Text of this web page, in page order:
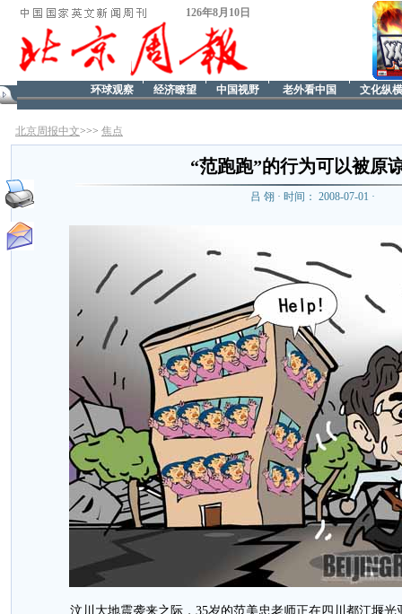
126年8月10日
文化纵横
老外看中国
中国视野
经济瞭望
环球观察
北京周报中文>>> 焦点
“范跑跑”的行为可以被原
吕 翎 · 时间： 2008-07-01 ·
汶川大地震袭来之际，35岁的范美忠老师正在四川都江堰